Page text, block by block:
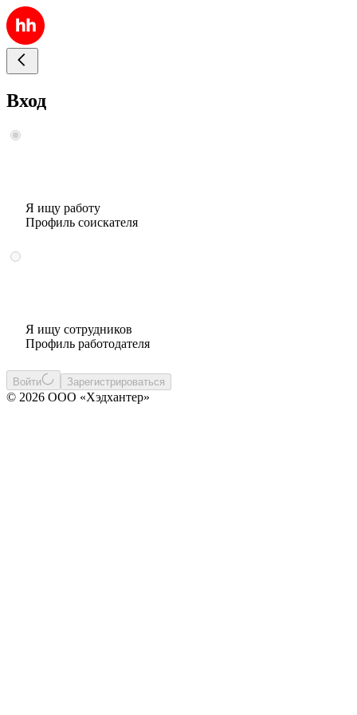
Вход
Я ищу работу
Профиль соискателя
Я ищу сотрудников
Профиль работодателя
Войти Зарегистрироваться
© 2026 ООО «Хэдхантер»